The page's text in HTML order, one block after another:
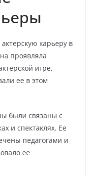
карьеру в
проявляла
игре,
ее в этом
были связаны с
и спектаклях. Ее
педагогами и
ее